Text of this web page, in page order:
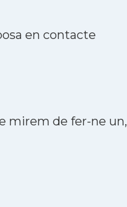
en contacte
mirem de fer-ne un,